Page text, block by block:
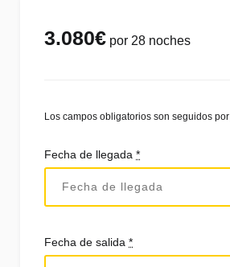
3.080€ por 28 noches
Los campos obligatorios son seguidos por
Fecha de llegada *
Fecha de salida *